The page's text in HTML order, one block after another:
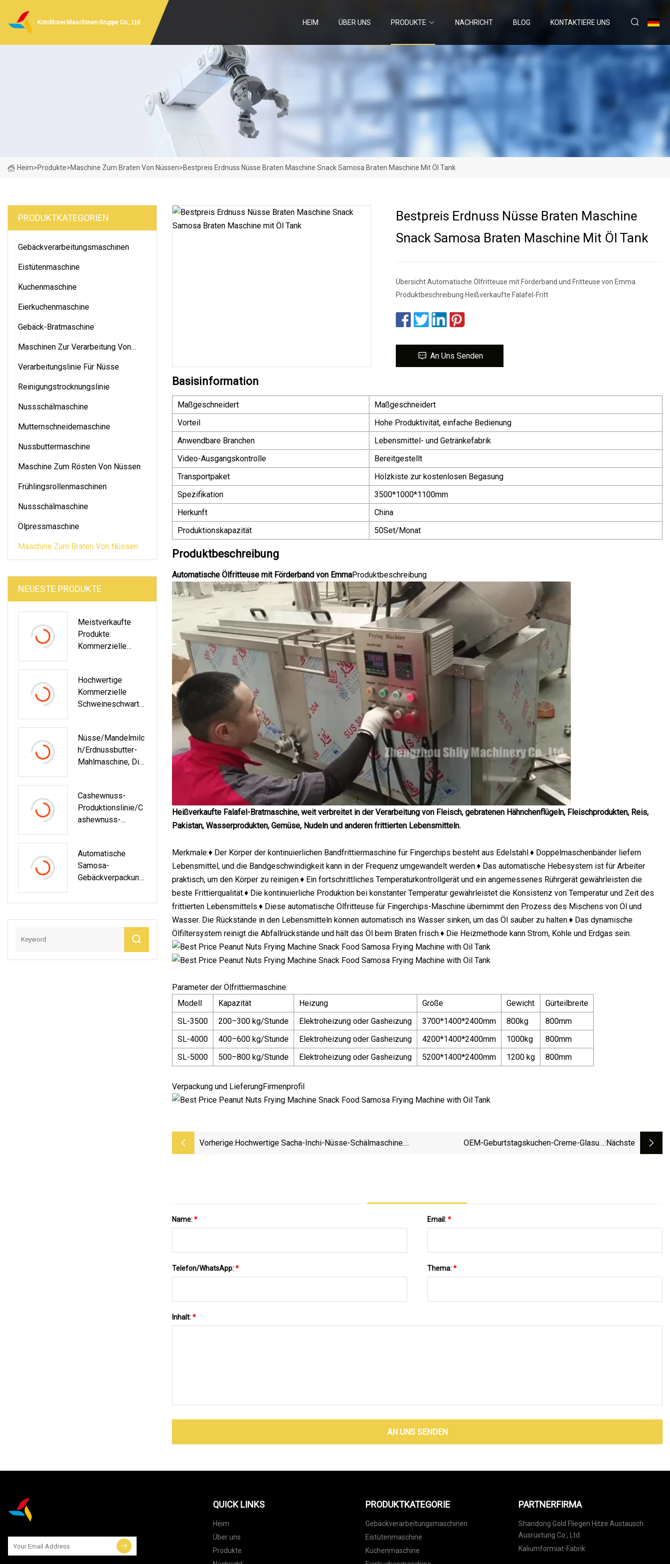
Konditorei-Maschinen-Gruppe Co., Ltd HEIM ÜBER UNS PRODUKTE NACHRICHT BLOG KONTAKTIERE UNS
Heim>Produkte>Maschine Zum Braten Von Nüssen>Bestpreis Erdnuss Nüsse Braten Maschine Snack Samosa Braten Maschine Mit Öl Tank
PRODUKTKATEGORIEN
Gebäckverarbeitungsmaschinen
Eistütenmaschine
Kuchenmaschine
Eierkuchenmaschine
Gebäck-Bratmaschine
Maschinen Zur Verarbeitung Von
Verarbeitungslinie Für Nüsse
Reinigungstrocknungslinie
Nussschälmaschine
Mutternschneidemaschine
Nussbuttermaschine
Maschine Zum Rösten Von Nüssen
Frühlingsrollenmaschinen
Nussschälmaschine
Ölpressmaschine
Maschine Zum Braten Von Nüssen
NEUESTE PRODUKTE
Meistverkaufte
Produkte:
Kommerzielle
Eismaschine
Hochwertige
Kommerzielle
Schweineschwarte,
Kartoffelchips,
Fritteusenlinie,
Hühnchen,
Frittiermaschine,
Preis
Nüsse/Mandelmilc
H/Erdnussbutter-
Mahlmaschine, Die
Cashewnuss-
Produktionslinie/C
Ashewnuss-
Röstmaschine
Automatische
Samosa-
Gebäckverpackung
Verarbeitungsmasc
Bestpreis Erdnuss Nüsse Braten Maschine
Snack Samosa Braten Maschine Mit Öl Tank
Übersicht Automatische Ölfritteuse mit Förderband und Fritteuse von Emma
Produktbeschreibung Heißverkaufte Falafel-Fritt
An Uns Senden
Basisinformation
Maßgeschneidert
Maßgeschneidert
Vorteil
Hohe Produktivität, einfache Bedienung
Anwendbare Branchen
Lebensmittel- und Getränkefabrik
Video-Ausgangskontrolle
Bereitgestellt
Transportpaket
Holzkiste zur kostenlosen Begasung
Spezifikation
3500*1000*1100mm
Herkunft
China
Produktionskapazität
50Set/Monat
Produktbeschreibung
Automatische Ölfritteuse mit Förderband von EmmaProduktbeschreibung
Heißverkaufte Falafel-Bratmaschine, weit verbreitet in der Verarbeitung von Fleisch, gebratenen Hähnchenflügeln, Fleischprodukten, Reis,
Pakistan, Wasserprodukten, Gemüse, Nudeln und anderen frittierten Lebensmitteln.
Merkmale:♦ Der Körper der kontinuierlichen Bandfrittiermaschine für Fingerchips besteht aus Edelstahl.♦ Doppelmaschenbänder liefern
Lebensmittel, und die Bandgeschwindigkeit kann in der Frequenz umgewandelt werden.♦ Das automatische Hebesystem ist für Arbeiter
praktisch, um den Körper zu reinigen.♦ Ein fortschrittliches Temperaturkontrollgerät und ein angemessenes Rührgerät gewährleisten die
beste Frittierqualität.♦ Die kontinuierliche Produktion bei konstanter Temperatur gewährleistet die Konsistenz von Temperatur und Zeit des
frittierten Lebensmittels.♦ Diese automatische Ölfritteuse für Fingerchips-Maschine übernimmt den Prozess des Mischens von Öl und
Wasser. Die Rückstände in den Lebensmitteln können automatisch ins Wasser sinken, um das Öl sauber zu halten.♦ Das dynamische
Ölfiltersystem reinigt die Abfallrückstände und hält das Öl beim Braten frisch.♦ Die Heizmethode kann Strom, Kohle und Erdgas sein.
Parameter der Ölfrittiermaschine:
Modell
Kapazität Heizung Größe Gewicht
Gürteilbreite
SL-3500
200–300 kg/Stunde Elektroheizung oder Gasheizung 3700*1400*2400mm 800kg
800mm
SL-4000
400–600 kg/Stunde Elektroheizung oder Gasheizung 4200*1400*2400mm 1000kg
800mm
SL-5000
500–800 kg/Stunde Elektroheizung oder Gasheizung 5200*1400*2400mm 1200 kg 800mm
Verpackung und LieferungFirmenprofil
Vorherige:Hochwertige Sacha-Inchi-Nüsse-Schälmaschine.
OEM-Geburtstagskuchen-Creme-Glasur-:nächste
Name:* Email:*
Telefon/WhatsApp:* Thema:*
Inhalt:*
AN UNS SENDEN
QUICK LINKS
Heim
Über uns
Produkte
PRODUKTKATEGORIE
Gebäckverarbeitungsmaschinen
Eistütenmaschine
Kuchenmaschine
PARTNERFIRMA
Shandong Gold Fliegen Hitze Austausch
Ausrüstung Co., Ltd.
Kaliumformiat-Fabrik